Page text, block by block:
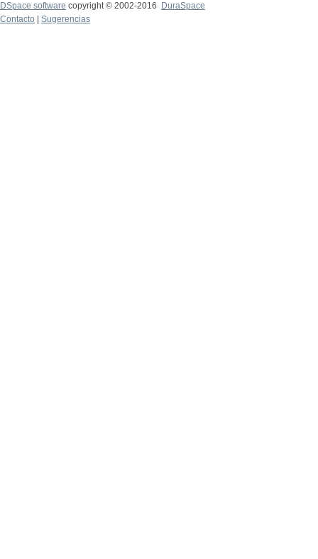
DSpace software copyright © 2002-2016
DuraSpace
Contacto
Sugerencias